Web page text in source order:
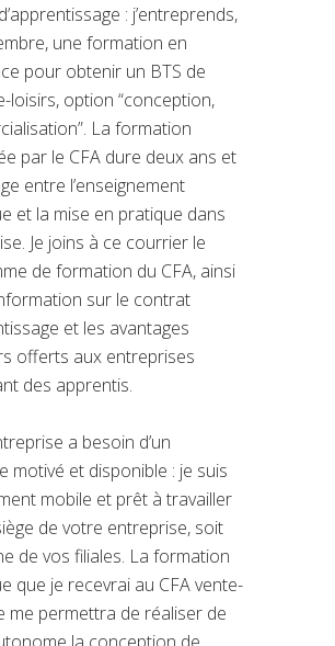
: j’entreprends,
une formation en
pour obtenir un BTS de
loisirs, option “conception,
La formation
par le CFA dure deux ans et
entre l’enseignement
et la mise en pratique dans
Je joins à ce courrier le
de formation du CFA, ainsi
sur le contrat
et les avantages
offerts aux entreprises
des apprentis.
a besoin d’un
motivé et disponible : je suis
mobile et prêt à travailler
de votre entreprise, soit
de vos filiales. La formation
que je recevrai au CFA vente-
me permettra de réaliser de